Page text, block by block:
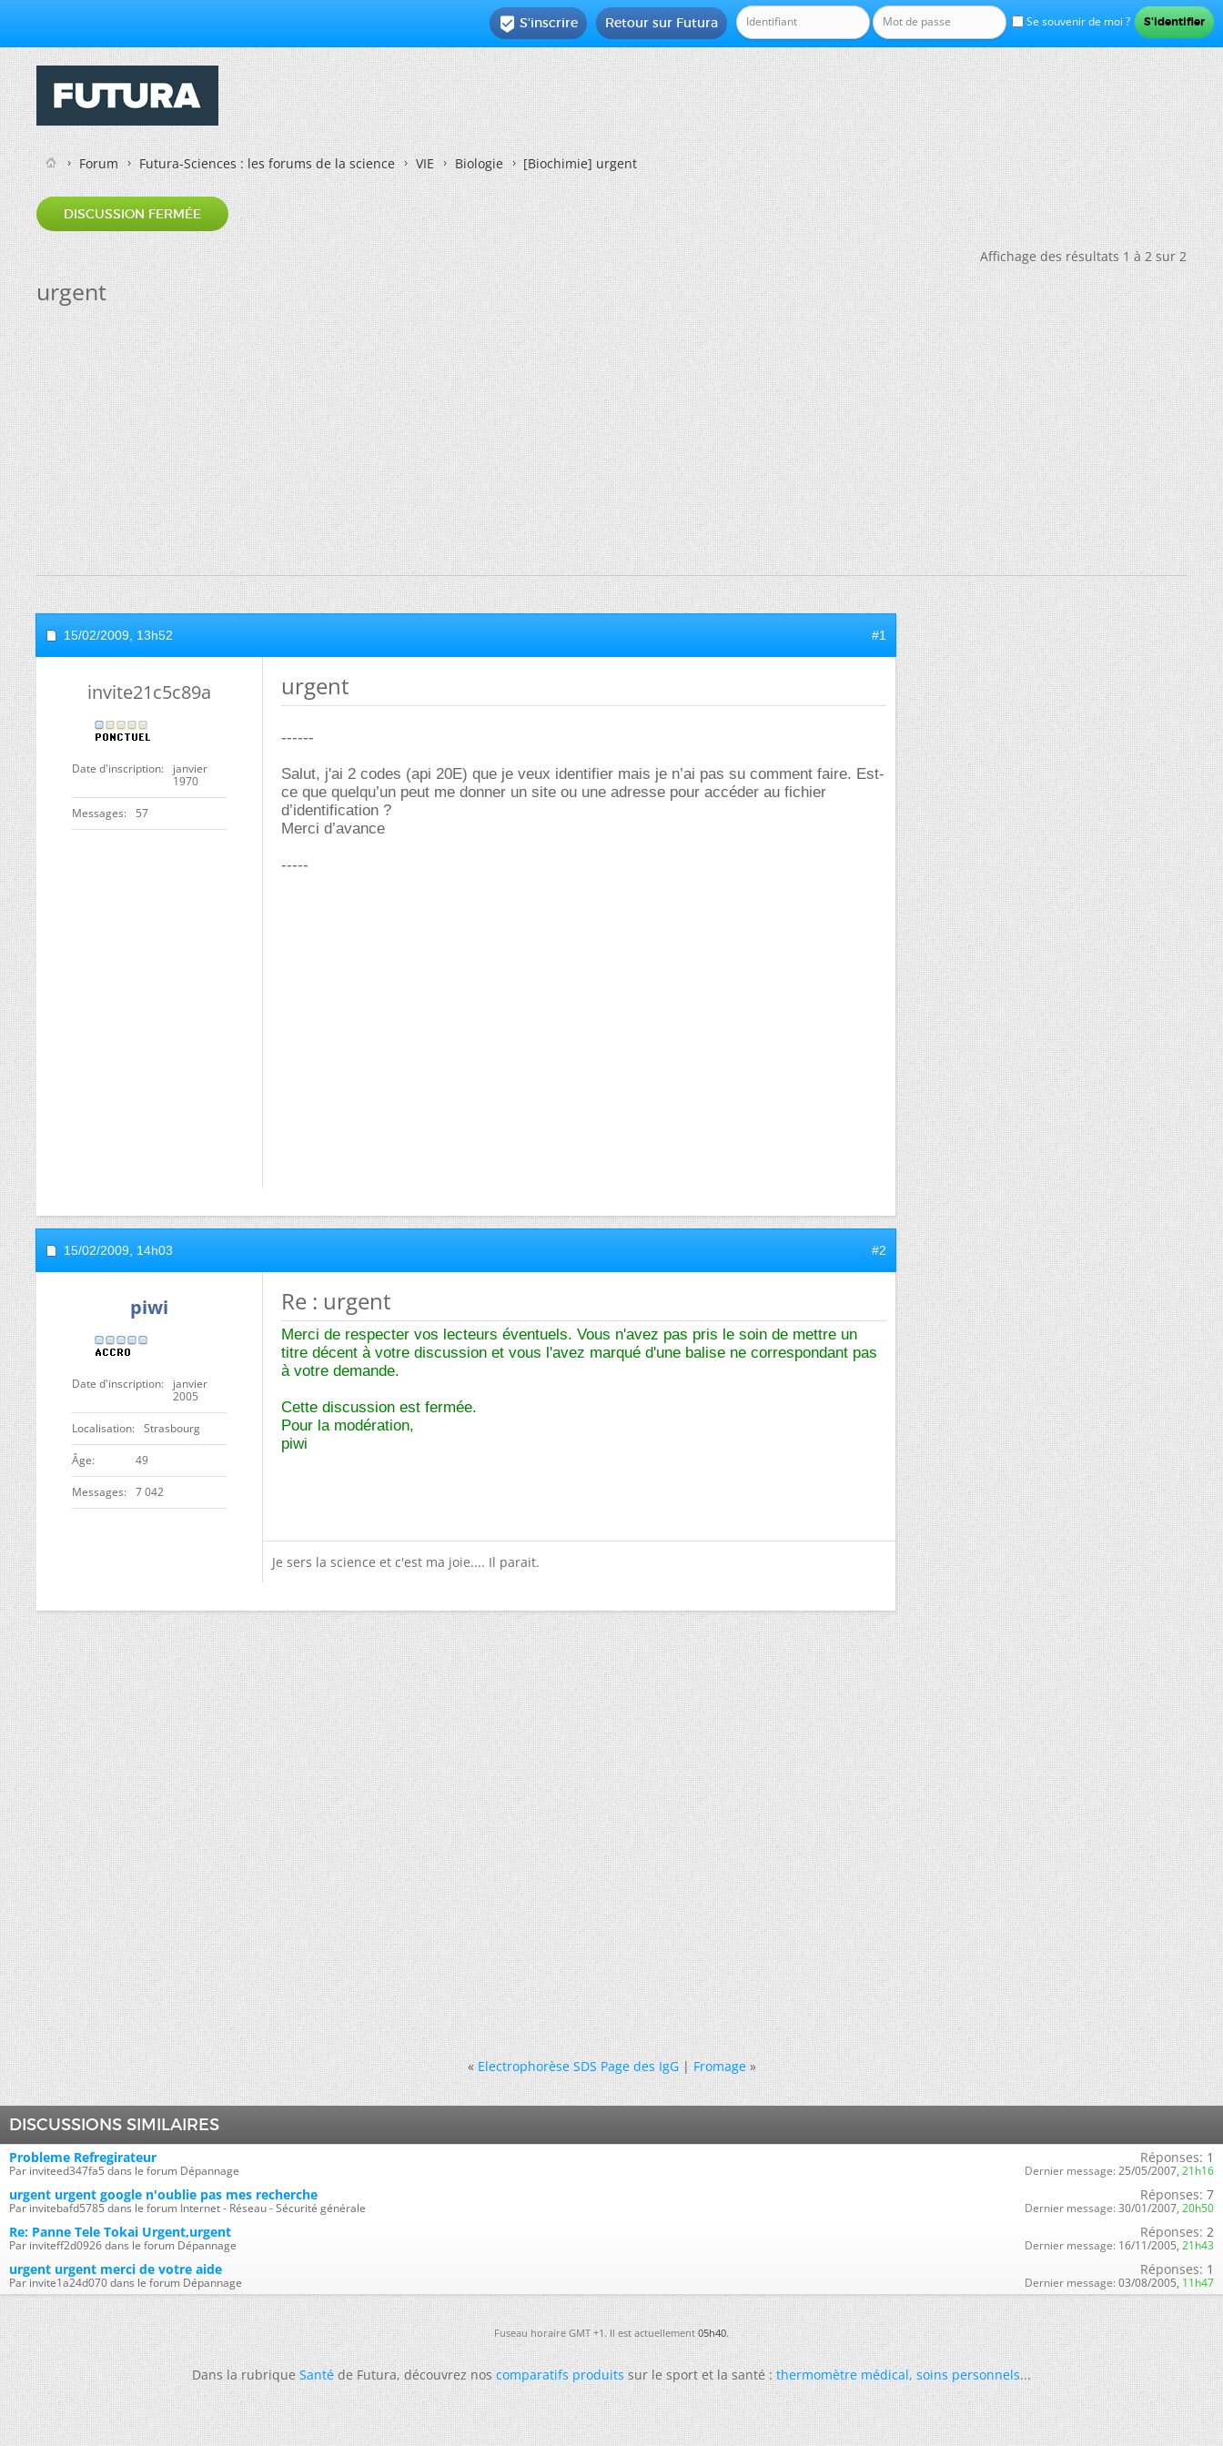
Se souvenir de moi ?
Retour sur Futura
 S'inscrire
Forum Futura-Sciences : les forums de la science VIE Biologie [Biochimie]urgent
DISCUSSION FERMÉE
Affichage des résultats 1 à 2 sur 2
urgent
15/02/2009, 13h52 #1
invite21c5c89a
Date d'inscription
janvier
1970
Messages 57
urgent
------
Salut, j'ai 2 codes (api 20E) que je veux identifier mais je n’ai pas su comment faire. Est-
ce que quelqu’un peut me donner un site ou une adresse pour accéder au fichier
d’identification ?
Merci d’avance
-----
15/02/2009, 14h03 #2
piwi
Date d'inscription
janvier
2005
Localisation Strasbourg
ge 49
Messages 7 042
Re : urgent
Merci de respecter vos lecteurs éventuels. Vous n'avez pas pris le soin de mettre un
titre décent à votre discussion et vous l'avez marqué d'une balise ne correspondant pas
à votre demande.
Cette discussion est fermée.
Pour la modération,
piwi
Je sers la science et c'est ma joie.... Il parait.
« Electrophorèse SDS Page des IgG|Fromage »
DISCUSSIONS SIMILAIRES
Probleme Refregirateur
Par inviteed347fa5 dans le forum Dépannage
Réponses: 1
Dernier message: 25/05/2007, 21h16
urgent urgent google n'oublie pas mes recherche
Par invitebafd5785 dans le forum Internet - Réseau - Sécurité générale
Réponses: 7
Dernier message: 30/01/2007, 20h50
Re: Panne Tele Tokai Urgent,urgent
Par inviteff2d0926 dans le forum Dépannage
Réponses: 2
Dernier message: 16/11/2005, 21h43
urgent urgent merci de votre aide
Par invite1a24d070 dans le forum Dépannage
Réponses: 1
Dernier message: 03/08/2005, 11h47
Fuseau horaire GMT +1. Il est actuellement05h40.
Dans la rubriqueSantéde Futura, découvrez noscomparatifs produitssur le sport et la santé :thermomètre médical,soins personnels...